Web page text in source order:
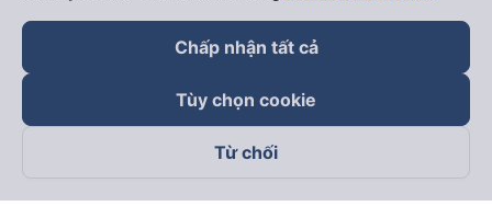
Theo dõi chúng tôi trên
Chấp nhận tất cả
Tùy chọn cookie
Từ chối